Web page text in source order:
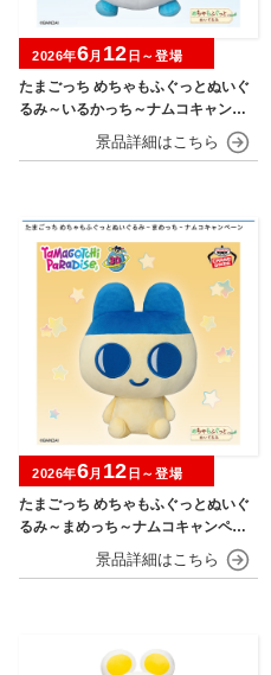
たまごっち めちゃもふぐっとぬいぐ
るみ～いるかっち～ナムコキャンペ
2026年6月 12 日～登場
たまごっち めちゃもふぐっとぬいぐ
るみ～まめっち～ナムコキャンペー
2026年6月 12 日～登場